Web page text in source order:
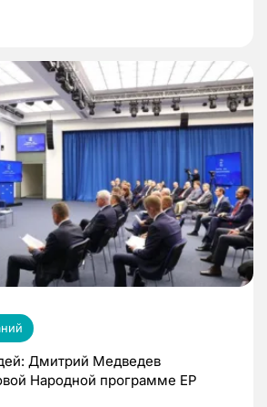
Дмитрий Медведев
Народной программе ЕР